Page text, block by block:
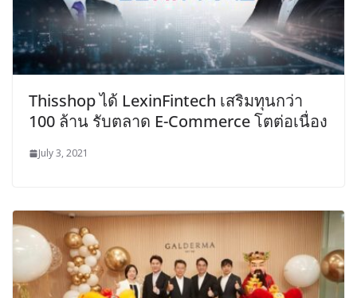
Thisshop ได้ LexinFintech เสริมทุนกว่า
100 ล้าน รับตลาด E-Commerce โตต่อเนื่อง
July 3, 2021